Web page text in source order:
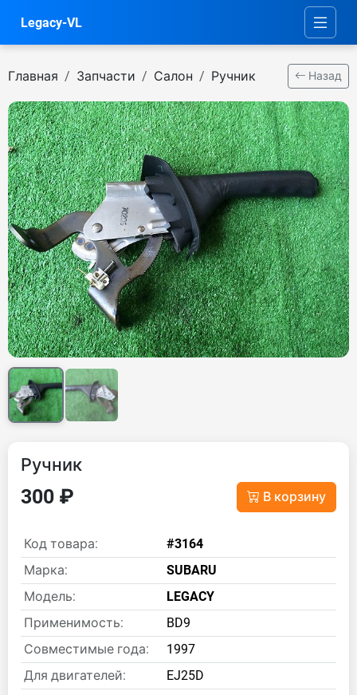
Legacy-VL
Главная Запчасти Салон Ручник Назад
Ручник
300 ₽ В корзину
Код товара:
#3164
Марка:
SUBARU
Модель:
LEGACY
Применимость:
BD9
Совместимые года:
1997
Для двигателей:
EJ25D